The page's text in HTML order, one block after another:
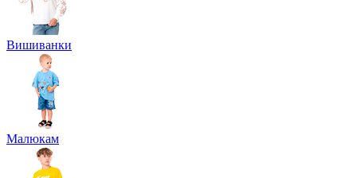
Вишиванки
Малюкам